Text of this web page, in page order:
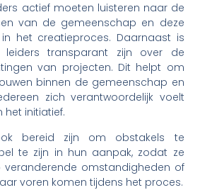
actief moeten luisteren naar de
van de gemeenschap en deze
het creatieproces. Daarnaast is
transparant zijn over de
van projecten. Dit helpt om
binnen de gemeenschap en
zich verantwoordelijk voelt
initiatief.
bereid zijn om obstakels te
te zijn in hun aanpak, zodat ze
veranderende omstandigheden of
voren komen tijdens het proces.